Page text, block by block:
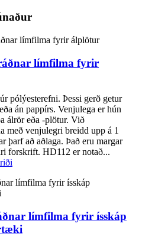
límfilma fyrir
pólýesterefni. Þessi gerð getur
án pappírs. Venjulega er hún
álrör eða -plötur. Við
með venjulegri breidd upp á 1
þarf að aðlaga. Það eru margar
forskrift. HD112 er notað...
límfilma fyrir ísskáp